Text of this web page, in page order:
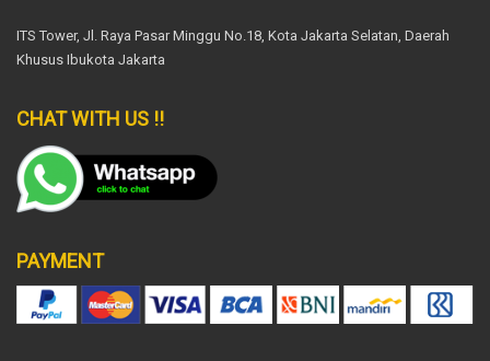
ITS Tower, Jl. Raya Pasar Minggu No.18, Kota Jakarta Selatan, Daerah
Khusus Ibukota Jakarta
CHAT WITH US !!
PAYMENT